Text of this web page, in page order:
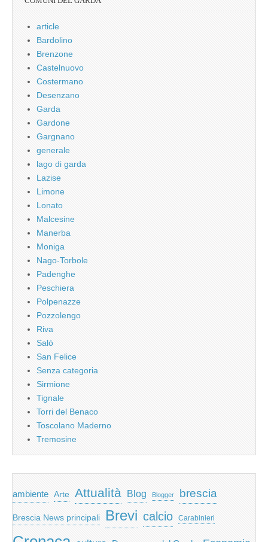
article
Bardolino
Brenzone
Castelnuovo
Costermano
Desenzano
Garda
Gardone
Gargnano
generale
lago di garda
Lazise
Limone
Lonato
Malcesine
Manerba
Moniga
Nago-Torbole
Padenghe
Peschiera
Polpenazze
Pozzolengo
Riva
Salò
San Felice
Senza categoria
Sirmione
Tignale
Torri del Benaco
Toscolano Maderno
Tremosine
ambiente Arte Attualità Blog Blogger brescia
Brescia News principali Brevi calcio Carabinieri